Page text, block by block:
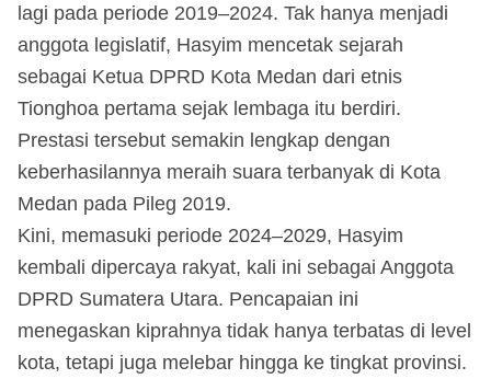
lagi pada periode 2019–2024. Tak hanya menjadi
anggota legislatif, Hasyim mencetak sejarah
sebagai Ketua DPRD Kota Medan dari etnis
Tionghoa pertama sejak lembaga itu berdiri.
Prestasi tersebut semakin lengkap dengan
keberhasilannya meraih suara terbanyak di Kota
Medan pada Pileg 2019.
Kini, memasuki periode 2024–2029, Hasyim
kembali dipercaya rakyat, kali ini sebagai Anggota
DPRD Sumatera Utara. Pencapaian ini
menegaskan kiprahnya tidak hanya terbatas di level
kota, tetapi juga melebar hingga ke tingkat provinsi.